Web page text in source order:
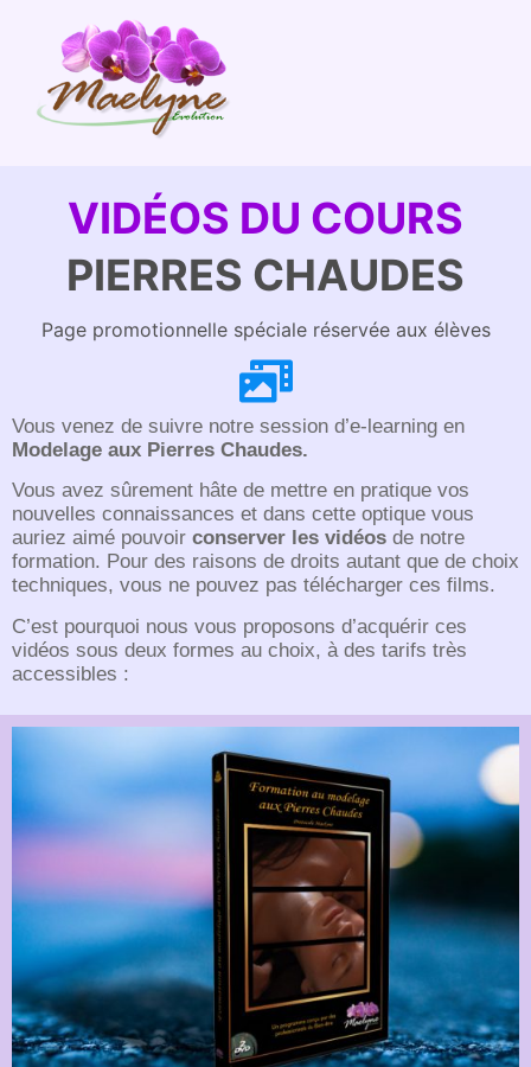
VIDÉOS DU COURS
PIERRES CHAUDES
Page promotionnelle spéciale réservée aux élèves
Vous venez de suivre notre session d’e-learning en
Modelage aux Pierres Chaudes.
Vous avez sûrement hâte de mettre en pratique vos
nouvelles connaissances et dans cette optique vous
auriez aimé pouvoir conserver les vidéos de notre
formation. Pour des raisons de droits autant que de choix
techniques, vous ne pouvez pas télécharger ces films.
C’est pourquoi nous vous proposons d’acquérir ces
vidéos sous deux formes au choix, à des tarifs très
accessibles :